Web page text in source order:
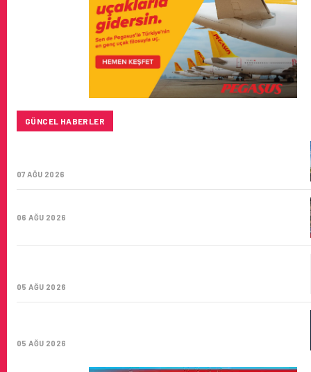
GÜNCEL HABERLER
07 AĞU 2026
06 AĞU 2026
05 AĞU 2026
05 AĞU 2026